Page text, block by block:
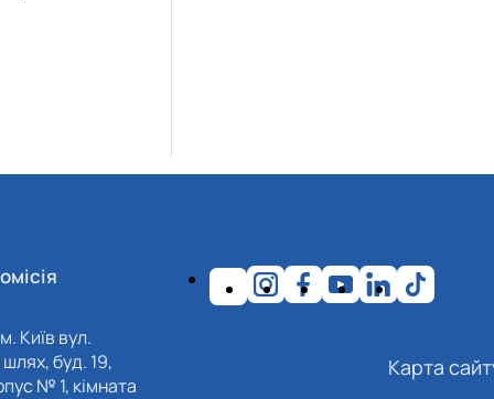
Київ вул.
шлях, буд. 19,
№ 1, кімната
Карта